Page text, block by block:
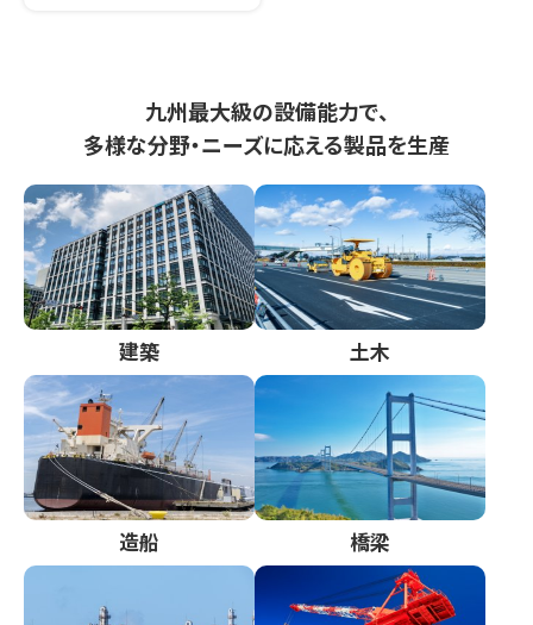
九州最大級の設備能力で、
多様な分野・ニーズに応える製品を生産
建築 土木
造船 橋梁